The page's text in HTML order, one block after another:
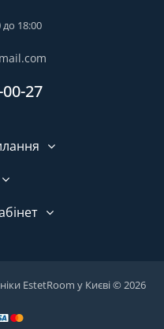
18:00
27
EstetRoom у Києві © 2026